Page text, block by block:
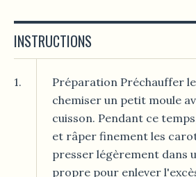
INSTRUCTIONS
1.
Préparation Préchauffer
chemiser un petit moule
cuisson. Pendant ce
et râper finement les
presser légèrement dans
propre pour enlever